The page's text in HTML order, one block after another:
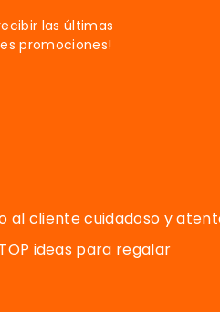
las últimas
promociones!
al cliente cuidadoso y
ideas para regalar